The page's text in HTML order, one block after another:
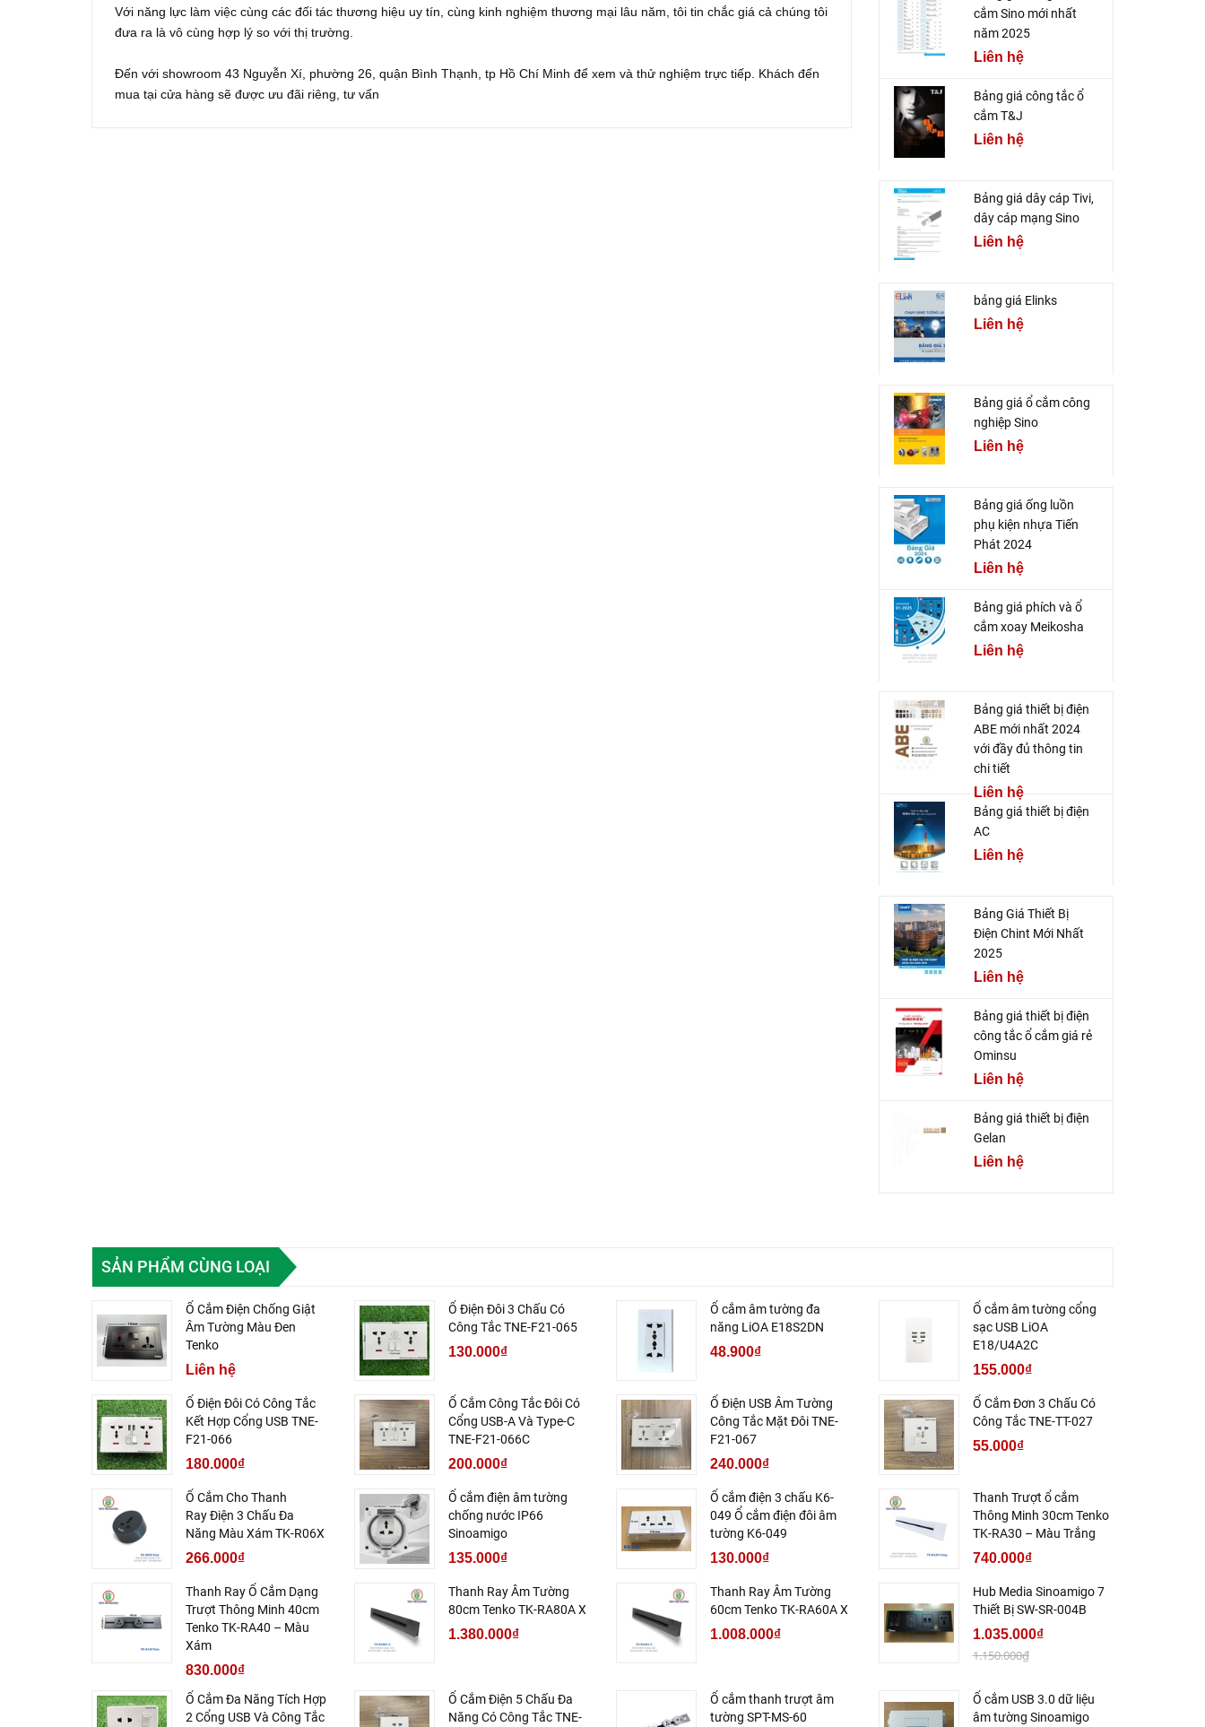
Với năng lực làm việc cùng các đối tác thương hiệu uy tín, cùng kinh nghiệm thương mại lâu năm, tôi tin chắc giá cả chúng tôi
đưa ra là vô cùng hợp lý so với thị trường.
Đến với showroom 43 Nguyễn Xí, phường 26, quận Bình Thạnh, tp Hồ Chí Minh để xem và thử nghiệm trực tiếp. Khách đến
mua tại cửa hàng sẽ được ưu đãi riêng, tư vấn
cắm Sino mới nhất
năm 2025
Liên hệ
Bảng giá công tắc ổ
cắm T&J
Liên hệ
Bảng giá dây cáp Tivi,
dây cáp mạng Sino
Liên hệ
bảng giá Elinks
Liên hệ
Bảng giá ổ cắm công
nghiệp Sino
Liên hệ
Bảng giá ống luồn
phụ kiện nhựa Tiến
Phát 2024
Liên hệ
Bảng giá phích và ổ
cắm xoay Meikosha
Liên hệ
Bảng giá thiết bị điện
ABE mới nhất 2024
với đầy đủ thông tin
chi tiết
Liên hệ
Bảng giá thiết bị điện
AC
Liên hệ
Bảng Giá Thiết Bị
Điện Chint Mới Nhất
2025
Liên hệ
Bảng giá thiết bị điện
công tắc ổ cắm giá rẻ
Ominsu
Liên hệ
Bảng giá thiết bị điện
Gelan
Liên hệ
SẢN PHẨM CÙNG LOẠI
Ổ Cắm Điện Chống Giật
Âm Tường Màu Đen
Tenko
Liên hệ
Ổ Điện Đôi 3 Chấu Có
Công Tắc TNE-F21-065
130.000₫
Ổ cắm âm tường đa
năng LiOA E18S2DN
48.900₫
Ổ cắm âm tường cổng
sạc USB LiOA
E18/U4A2C
155.000₫
Ổ Điện Đôi Có Công Tắc
Kết Hợp Cổng USB TNE-
F21-066
180.000₫
Ổ Cắm Công Tắc Đôi Có
Cổng USB-A Và Type-C
TNE-F21-066C
200.000₫
Ổ Điện USB Âm Tường
Công Tắc Mặt Đôi TNE-
F21-067
240.000₫
Ổ Cắm Đơn 3 Chấu Có
Công Tắc TNE-TT-027
55.000₫
Ổ Cắm Cho Thanh
Ray Điện 3 Chấu Đa
Năng Màu Xám TK-R06X
266.000₫
Ổ cắm điện âm tường
chống nước IP66
Sinoamigo
135.000₫
Ổ cắm điện 3 chấu K6-
049 Ổ cắm điện đôi âm
tường K6-049
130.000₫
Thanh Trượt ổ cắm
Thông Minh 30cm Tenko
TK-RA30 – Màu Trắng
740.000₫
Thanh Ray Ổ Cắm Dạng
Trượt Thông Minh 40cm
Tenko TK-RA40 – Màu
Xám
830.000₫
Thanh Ray Âm Tường
80cm Tenko TK-RA80A X
1.380.000₫
Thanh Ray Âm Tường
60cm Tenko TK-RA60A X
1.008.000₫
Hub Media Sinoamigo 7
Thiết Bị SW-SR-004B
1.035.000₫
1.150.000₫
Ổ Cắm Đa Năng Tích Hợp
2 Cổng USB Và Công Tắc
Ổ Cắm Điện 5 Chấu Đa
Năng Có Công Tắc TNE-
Ổ cắm thanh trượt âm
tường SPT-MS-60
Ổ cắm USB 3.0 dữ liệu
âm tường Sinoamigo